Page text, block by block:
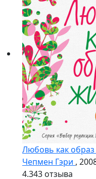
Любовь как
Чепмен Гэри ,
4.343 отзыва